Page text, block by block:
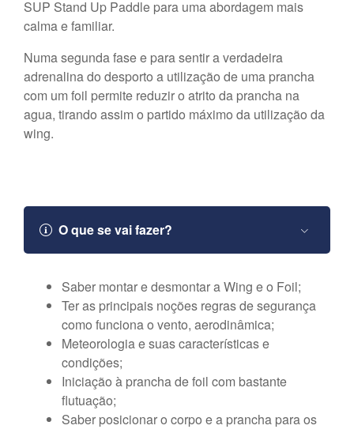
SUP Stand Up Paddle para uma abordagem mais
calma e familiar.
Numa segunda fase e para sentir a verdadeira
adrenalina do desporto a utilização de uma prancha
com um foil permite reduzir o atrito da prancha na
agua, tirando assim o partido máximo da utilização da
wing.
O que se vai fazer?
Saber montar e desmontar aWing e o Foil;
Ter as principais noções regras de segurança
como funciona o vento, aerodinâmica;
Meteorologia e suas características e
condições;
Iniciação à prancha defoil com bastante
flutuação;
Saber posicionar o corpo e a prancha para os